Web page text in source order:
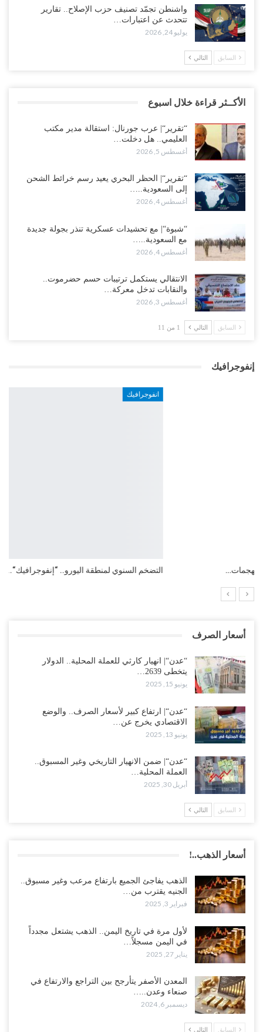
واشنطن تجمّد تصنيف حزب الإصلاح.. تقارير
تتحدث عن اعتبارات…
يوليو 24, 2026
السابق التالي
الأكــثر قراءة خلال اسبوع
“تقرير“| عرب جورنال: استقالة مدير مكتب
العليمي.. هل دخلت…
أغسطس 5, 2026
“تقرير“| الحظر البحري يعيد رسم خرائط الشحن
إلى السعودية..…
أغسطس 4, 2026
“شبوة“| مع تحشيدات عسكرية تنذر بجولة جديدة
مع السعودية..…
أغسطس 4, 2026
الانتقالي يستكمل ترتيبات حسم حضرموت..
والنقابات تدخل معركة…
أغسطس 3, 2026
السابق التالي 1 من 11
إنفوجرافيك
التضخم السنوي لمنطقة اليورو.. “إنفوجرافيك“..!
أسعار الصرف
“عدن“| انهيار كارثي للعملة المحلية.. الدولار
يتخطى 2639…
يونيو 15, 2025
“عدن“| ارتفاع كبير لأسعار الصرف.. والوضع
الاقتصادي يخرج عن…
يونيو 13, 2025
“عدن“| ضمن الانهيار التاريخي وغير المسبوق..
العملة المحلية…
أبريل 30, 2025
السابق التالي
أسعار الذهب..!
الذهب يفاجئ الجميع بارتفاع مرعب وغير مسبوق..
الجنيه يقترب من…
فبراير 3, 2025
لأول مرة في تاريخ اليمن.. الذهب يشتعل مجدداً
في اليمن مسجلاً…
يناير 27, 2025
المعدن الأصفر يتأرجح بين التراجع والارتفاع في
صنعاء وعدن..…
ديسمبر 6, 2024
السابق التالي